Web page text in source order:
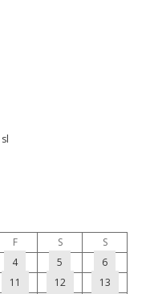
F S
S
4 5
6
11 12
13